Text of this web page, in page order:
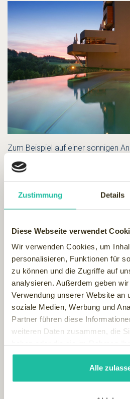
Zustimmung Details
Diese Webseite verwendet
Wir verwenden Cookies, um
personalisieren, Funktionen für
zu können und die Zugriffe auf
analysieren. Außerdem geben
Verwendung unserer Website an
soziale Medien, Werbung und
Partner führen diese
weiteren Daten zusammen, die
gesammelt haben.
Alle
Zum Beispiel auf einer sonnigen
Therme Stegersbach im
dort gelegene
*****Lifestyle-
Kombination aus kulinarischer
ausgezeichnetem
Zum herausragenden Angebot
Resort Stegersbach zählen das
SPA– exklusiv für Hotelgäste –
Stoffwechsel- und
Metabolic Balance. Bei Metabolic
auf gesunder Ernährung in
Bewegung, um Bluthochdruck,
Gefäßkrankheiten vorzubeugen.
Verbesserung von Leistungs- und
Falkensteiner Balance Resort
Metabolic Balance, als auch